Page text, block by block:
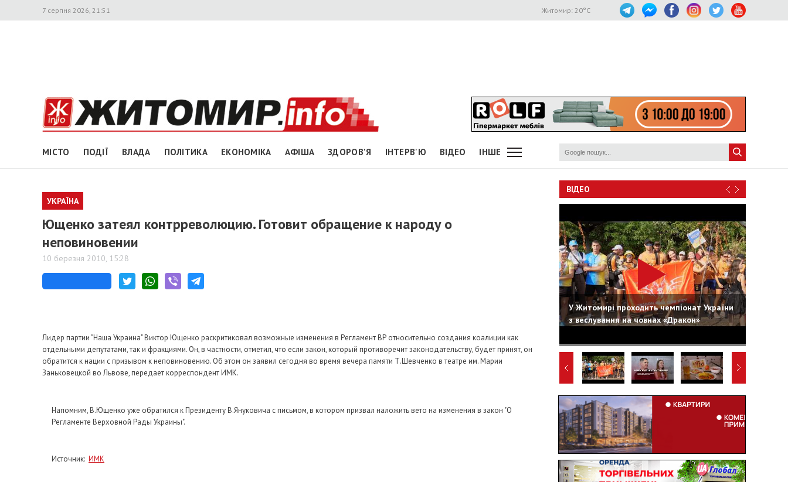
7 серпня 2026, 21:51 Житомир: 20°C
МІСТО ПОДІЇ ВЛАДА ПОЛІТИКА ЕКОНОМІКА АФІША ЗДОРОВ'Я ІНТЕРВ'Ю ВІДЕО ІНШЕ
УКРАЇНА
Ющенко затеял контрреволюцию. Готовит обращение к народу о
неповиновении
10 березня 2010, 15:28
Лидер партии "Наша Украина" Виктор Ющенко раскритиковал возможные изменения в Регламент ВР относительно создания коалиции как
отдельными депутатами, так и фракциями. Он, в частности, отметил, что если закон, который противоречит законодательству, будет принят, он
обратится к нации с призывом к неповиновению. Об этом он заявил сегодня во время вечера памяти Т.Шевченко в театре им. Марии
Заньковецкой во Львове, передает корреспондент ИМК.
Напомним, В.Ющенко уже обратился к Президенту В.Януковича с письмом, в котором призвал наложить вето на изменения в закон "О
Регламенте Верховной Рады Украины".
Источник: ИМК
ВІДЕО
У Житомирі проходить чемпіонат України
з веслування на човнах «Дракон»